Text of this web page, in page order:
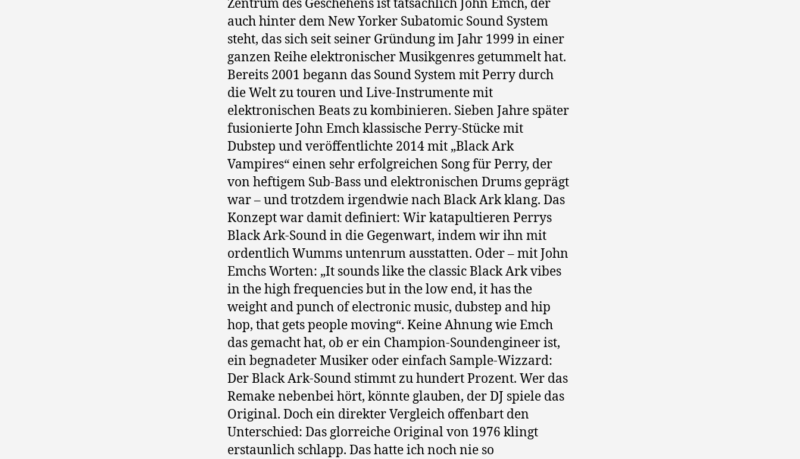
Zentrum des Geschehens ist tatsächlich John Emch, der
auch hinter dem New Yorker Subatomic Sound System
steht, das sich seit seiner Gründung im Jahr 1999 in einer
ganzen Reihe elektronischer Musikgenres getummelt hat.
Bereits 2001 begann das Sound System mit Perry durch
die Welt zu touren und Live-Instrumente mit
elektronischen Beats zu kombinieren. Sieben Jahre später
fusionierte John Emch klassische Perry-Stücke mit
Dubstep und veröffentlichte 2014 mit „Black Ark
Vampires“ einen sehr erfolgreichen Song für Perry, der
von heftigem Sub-Bass und elektronischen Drums geprägt
war – und trotzdem irgendwie nach Black Ark klang. Das
Konzept war damit definiert: Wir katapultieren Perrys
Black Ark-Sound in die Gegenwart, indem wir ihn mit
ordentlich Wumms untenrum ausstatten. Oder – mit John
Emchs Worten: „It sounds like the classic Black Ark vibes
in the high frequencies but in the low end, it has the
weight and punch of electronic music, dubstep and hip
hop, that gets people moving“. Keine Ahnung wie Emch
das gemacht hat, ob er ein Champion-Soundengineer ist,
ein begnadeter Musiker oder einfach Sample-Wizzard:
Der Black Ark-Sound stimmt zu hundert Prozent. Wer das
Remake nebenbei hört, könnte glauben, der DJ spiele das
Original. Doch ein direkter Vergleich offenbart den
Unterschied: Das glorreiche Original von 1976 klingt
erstaunlich schlapp. Das hatte ich noch nie so